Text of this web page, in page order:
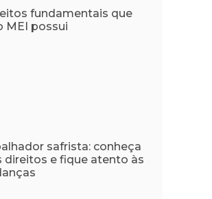
fundamentais que
MEI possui
safrista: conheça
direitos e fique atento às